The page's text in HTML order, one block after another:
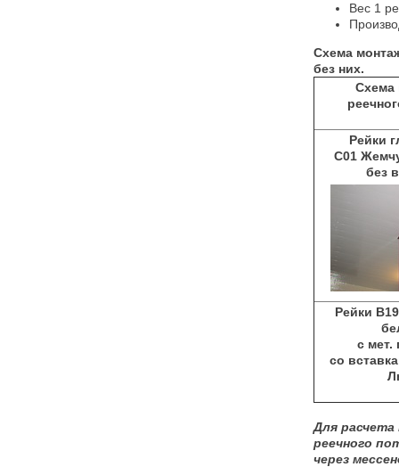
Вес 1
Схема
без них.
Схема
Рейки
С01
без
Рейки
с мет.
со
Для
реечного
через